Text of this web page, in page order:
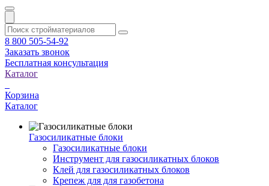
8 800 505-54-92
Заказать звонок
Бесплатная консультация
Каталог
Корзина
Каталог
Газосиликатные блоки
Газосиликатные блоки
Инструмент для газосиликатных блоков
Клей для газосиликатных блоков
Крепеж для для газобетона